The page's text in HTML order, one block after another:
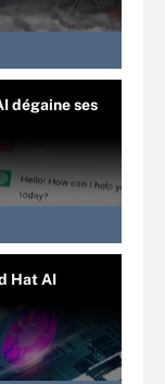
dégaine ses
Hat AI